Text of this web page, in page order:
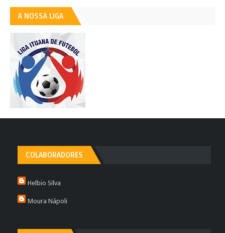
A NOSSA LIGA
COLABORADORES
Helbio Silva
Moura Nápoli